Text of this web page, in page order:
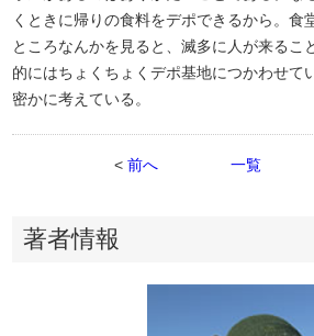
くときに帰りの食料をデポできるから。食
ところなんかを見ると、滅多に人が来るこ
的にはちょくちょくデポ基地につかわせて
密かに考えている。
< 前へ 一覧
著者情報